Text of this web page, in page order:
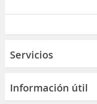
Servicios
Información útil